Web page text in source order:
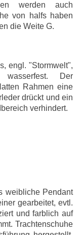
werden auch
von halfs haben
die Weite G.
engl. "Stormwelt",
wasserfest. Der
Rahmen eine
drückt und ein
verhindert.
weibliche Pendant
gearbeitet, evtl.
und farblich auf
Trachtenschuhe